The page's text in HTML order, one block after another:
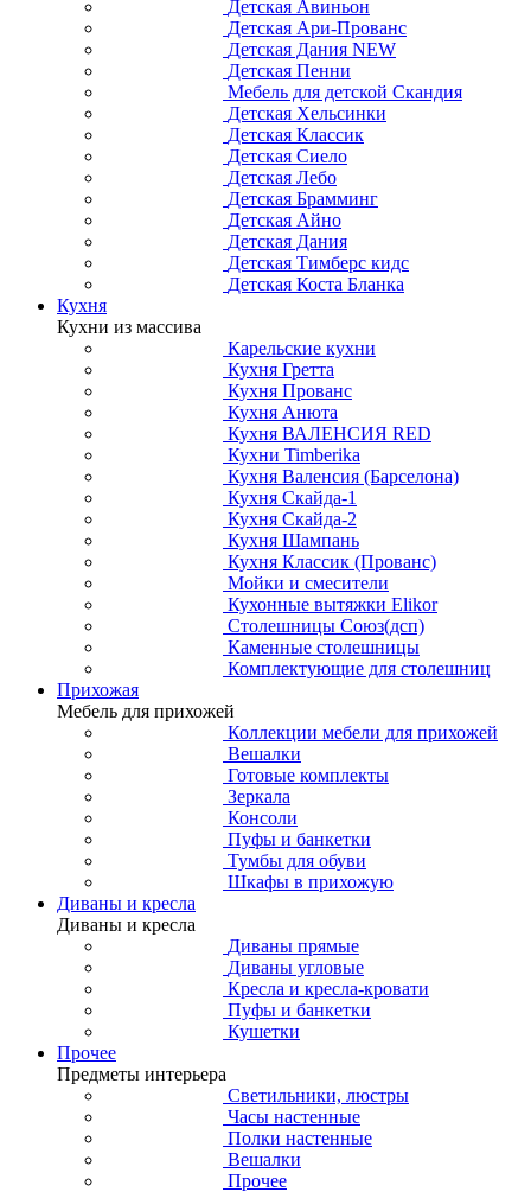
Детская Авиньон
Детская Ари-Прованс
Детская Дания NEW
Детская Пенни
Мебель для детской Скандия
Детская Хельсинки
Детская Классик
Детская Сиело
Детская Лебо
Детская Брамминг
Детская Айно
Детская Дания
Детская Тимберс кидс
Детская Коста Бланка
Кухня
Кухни из массива
Карельские кухни
Кухня Гретта
Кухня Прованс
Кухня Анюта
Кухня ВАЛЕНСИЯ RED
Кухни Timberika
Кухня Валенсия (Барселона)
Кухня Скайда-1
Кухня Скайда-2
Кухня Шампань
Кухня Классик (Прованс)
Мойки и смесители
Кухонные вытяжки Elikor
Столешницы Союз(дсп)
Каменные столешницы
Комплектующие для столешниц
Прихожая
Мебель для прихожей
Коллекции мебели для прихожей
Вешалки
Готовые комплекты
Зеркала
Консоли
Пуфы и банкетки
Тумбы для обуви
Шкафы в прихожую
Диваны и кресла
Диваны и кресла
Диваны прямые
Диваны угловые
Кресла и кресла-кровати
Пуфы и банкетки
Кушетки
Прочее
Предметы интерьера
Светильники, люстры
Часы настенные
Полки настенные
Вешалки
Прочее